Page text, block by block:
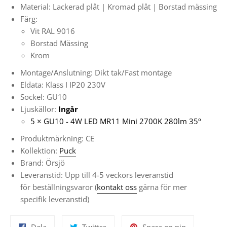
Material: Lackerad plåt | Kromad plåt | Borstad mässing
Färg:
Vit RAL 9016
Borstad Mässing
Krom
Montage/Anslutning: Dikt tak/Fast montage
Eldata: Klass I IP20 230V
Sockel: GU10
Ljuskällor: Ingår
5 × GU10 - 4W LED MR11 Mini 2700K 280lm 35º
Produktmärkning: CE
Kollektion: Puck
Brand: Örsjö
L everanstid: Upp till 4-5 veckors leveranstid
för beställningsvaror (kontakt oss gärna för mer
specifik leveranstid)